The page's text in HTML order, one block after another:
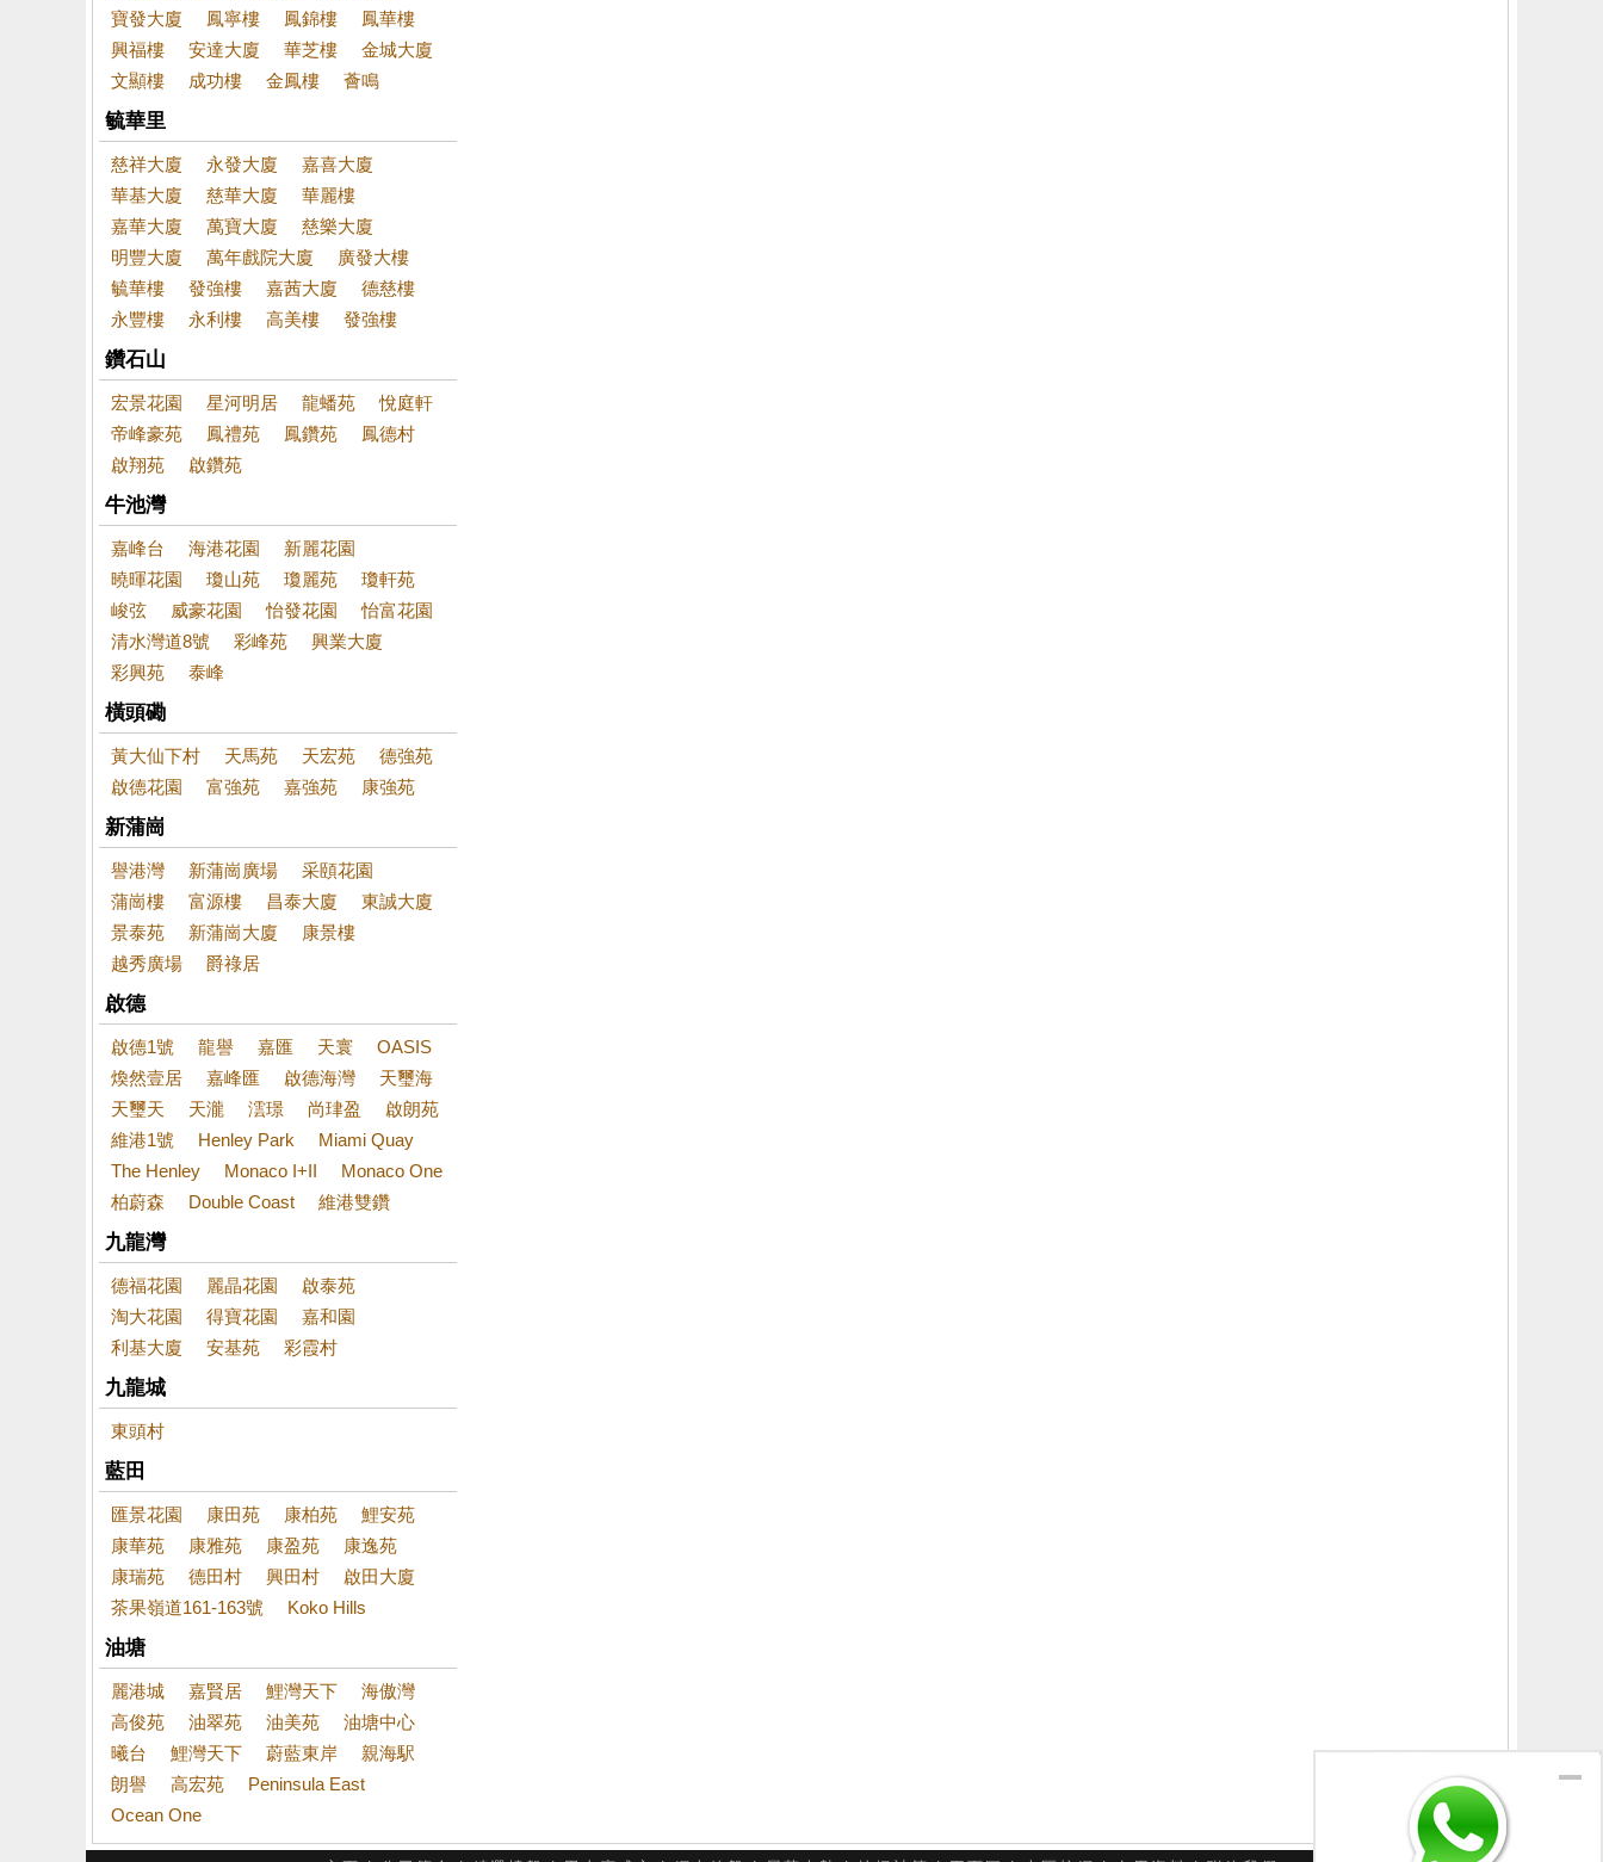
寶發大廈
鳳寧樓 鳳錦樓
鳳華樓
興福樓
安達大廈 華芝樓
金城大廈
文顯樓
成功樓 金鳳樓 薈鳴
毓華里
慈祥大廈 永發大廈
嘉喜大廈
華基大廈
慈華大廈
華麗樓
嘉華大廈
萬寶大廈
慈樂大廈
明豐大廈
萬年戲院大廈
廣發大樓
毓華樓
發強樓 嘉茜大廈
德慈樓
永豐樓
永利樓 高美樓 發強樓
鑽石山
宏景花園 星河明居 龍蟠苑
悅庭軒
帝峰豪苑
鳳禮苑 鳳鑽苑
鳳德村
啟翔苑
啟鑽苑
牛池灣
嘉峰台 海港花園
新麗花園
曉暉花園
瓊山苑 瓊麗苑
瓊軒苑
峻弦
威豪花園 怡發花園
怡富花園
清水灣道8號
彩峰苑
興業大廈
彩興苑
泰峰
橫頭磡
黃大仙下村 天馬苑 天宏苑
德強苑
啟德花園
富強苑 嘉強苑 康強苑
新蒲崗
譽港灣 新蒲崗廣場
采頤花園
蒲崗樓
富源樓 昌泰大廈
東誠大廈
景泰苑
新蒲崗大廈
康景樓
越秀廣場
爵祿居
啟德
啟德1號 龍譽 嘉匯 天寰
OASIS
煥然壹居
嘉峰匯 啟德海灣
天璽海
天璽天
天瀧 澐璟 尚珒盈
啟朗苑
維港1號
Henley Park
Miami Quay
The Henley
Monaco I+II
Monaco One
柏蔚森
Double Coast 維港雙鑽
九龍灣
德福花園 麗晶花園
啟泰苑
淘大花園
得寶花園
嘉和園
利基大廈
安基苑 彩霞村
九龍城
東頭村
藍田
匯景花園 康田苑 康柏苑
鯉安苑
康華苑
康雅苑 康盈苑
康逸苑
康瑞苑
德田村 興田村
啟田大廈
茶果嶺道161-163號
Koko Hills
油塘
麗港城 嘉賢居 鯉灣天下
海傲灣
高俊苑
油翠苑 油美苑
油塘中心
曦台
鯉灣天下 蔚藍東岸
親海駅
朗譽
高宏苑
Peninsula East
Ocean One